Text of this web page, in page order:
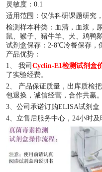
灵敏度： 0.1
适用范围：仅供科研课题研究
检测样本种类：血清，血浆，
鼠、猴子、猪牛羊、犬、鸡鸭
试剂盒保存： 2-8℃冷餐保存，
产品优势：
1、 我司 Cyclin-E1检测试剂盒
了实验经费。
2、 产品保证质量，出库质检
包退换，诚信经营，合作共赢
3、公司承诺订购ELISA试剂
4、立售后服务中心，24小时